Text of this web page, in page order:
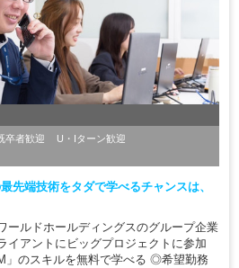
卒者歓迎
U・Iターン歓迎
先端技術をタダで学べるチャンスは、
ルドホールディングスのグループ企業
アントにビッグプロジェクトに参加
のスキルを無料で学べる ◎希望勤務